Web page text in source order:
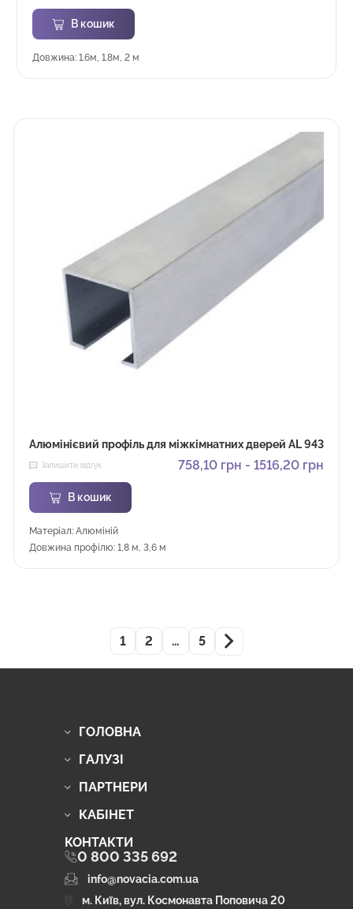
В кошик
Довжина: 1.6м, 1.8м, 2 м
Алюмінієвий профіль для міжкімнатних дверей AL 943
Залишити відгук 758,10 грн - 1516,20 грн
В кошик
Матеріал: Алюміній
Довжина профілю: 1,8 м, 3,6 м
1 2 … 5
ГОЛОВНА
ГАЛУЗІ
ПАРТНЕРИ
КАБІНЕТ
КОНТАКТИ
0 800 335 692
info@novacia.com.ua
м. Київ, вул. Космонавта Поповича 20